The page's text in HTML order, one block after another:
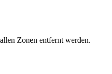
Zonen entfernt werden.